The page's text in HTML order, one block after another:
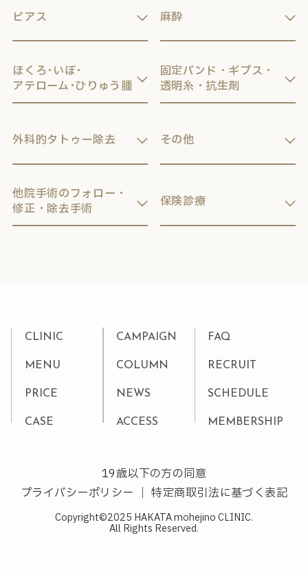
ピアス
ほくろ･いぼ･
アテローム･ひりゅう腫
外科的タトゥー除去
他院手術のフォロー・
修正・除去手術
麻酔
固定バンド・ギプス・
透明糸・抗生剤
その他
保険診療
CLINIC
MENU
PRICE
CASE
CAMPAIGN
COLUMN
NEWS
ACCESS
FAQ
RECRUIT
SCHEDULE
MEMBERSHIP
19歳以下の方の同意
プライバシーポリシー ｜特定商取引法に基づく表記
Copyright©2025 HAKATA mohejino CLINIC.
All Rights Reserved.